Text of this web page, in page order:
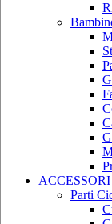
Parti